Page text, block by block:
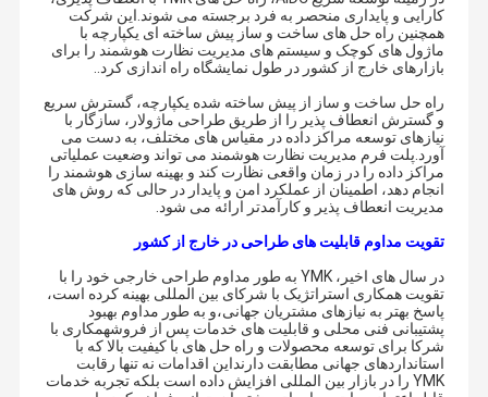
کارایی و پایداری منحصر به فرد برجسته می شوند.این شرکت
همچنین راه حل های ساخت و ساز پیش ساخته ای یکپارچه با
ماژول های کوچک و سیستم های مدیریت نظارت هوشمند را برای
بازارهای خارج از کشور در طول نمایشگاه راه اندازی کرد..
راه حل ساخت و ساز از پیش ساخته شده یکپارچه، گسترش سریع
و گسترش انعطاف پذیر را از طریق طراحی ماژولار، سازگار با
نیازهای توسعه مراکز داده در مقیاس های مختلف، به دست می
آورد.پلت فرم مدیریت نظارت هوشمند می تواند وضعیت عملیاتی
مراکز داده را در زمان واقعی نظارت کند و بهینه سازی هوشمند را
انجام دهد، اطمینان از عملکرد امن و پایدار در حالی که روش های
مدیریت انعطاف پذیر و کارآمدتر ارائه می شود.
تقویت مداوم قابلیت های طراحی در خارج از کشور
در سال های اخیر، YMK به طور مداوم طراحی خارجی خود را با
تقویت همکاری استراتژیک با شرکای بین المللی بهینه کرده است،
پاسخ بهتر به نیازهای مشتریان جهانی،و به طور مداوم بهبود
پشتیبانی فنی محلی و قابلیت های خدمات پس از فروشهمکاری با
شرکا برای توسعه محصولات و راه حل های با کیفیت بالا که با
استانداردهای جهانی مطابقت دارنداین اقدامات نه تنها رقابت
YMK را در بازار بین المللی افزایش داده است بلکه تجربه خدمات